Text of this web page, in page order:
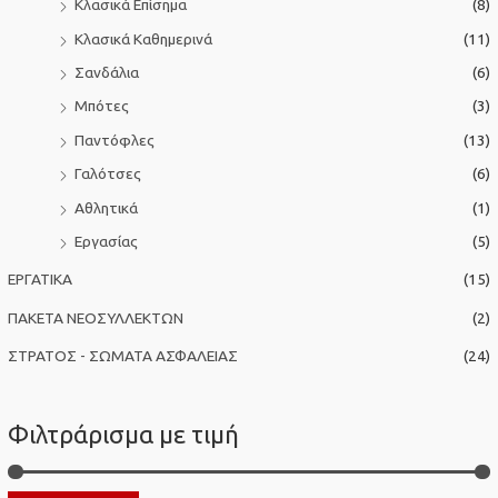
Κλασικά Επίσημα
(8)
Κλασικά Καθημερινά
(11)
Σανδάλια
(6)
Μπότες
(3)
Παντόφλες
(13)
Γαλότσες
(6)
Αθλητικά
(1)
Εργασίας
(5)
ΕΡΓΑΤΙΚΑ (15)
ΠΑΚΕΤΑ ΝΕΟΣΥΛΛΕΚΤΩΝ (2)
ΣΤΡΑΤΟΣ - ΣΩΜΑΤΑ ΑΣΦΑΛΕΙΑΣ (24)
Φιλτράρισμα με τιμή